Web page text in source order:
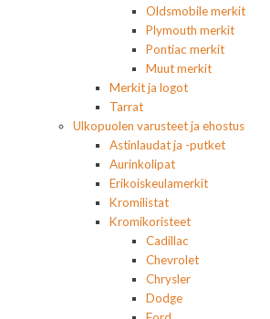
Oldsmobile merkit
Plymouth merkit
Pontiac merkit
Muut merkit
Merkit ja logot
Tarrat
Ulkopuolen varusteet ja ehostus
Astinlaudat ja -putket
Aurinkolipat
Erikoiskeulamerkit
Kromilistat
Kromikoristeet
Cadillac
Chevrolet
Chrysler
Dodge